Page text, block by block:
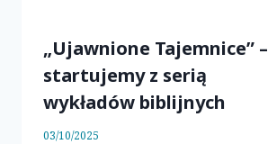
„Ujawnione Tajemnice” –
startujemy z serią
wykładów biblijnych
03/10/2025